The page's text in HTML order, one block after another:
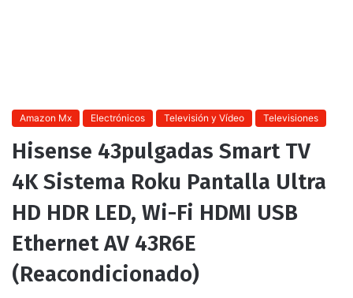
Amazon Mx Electrónicos Televisión y Vídeo Televisiones
Hisense 43pulgadas Smart TV
4K Sistema Roku Pantalla Ultra
HD HDR LED, Wi-Fi HDMI USB
Ethernet AV 43R6E
(Reacondicionado)